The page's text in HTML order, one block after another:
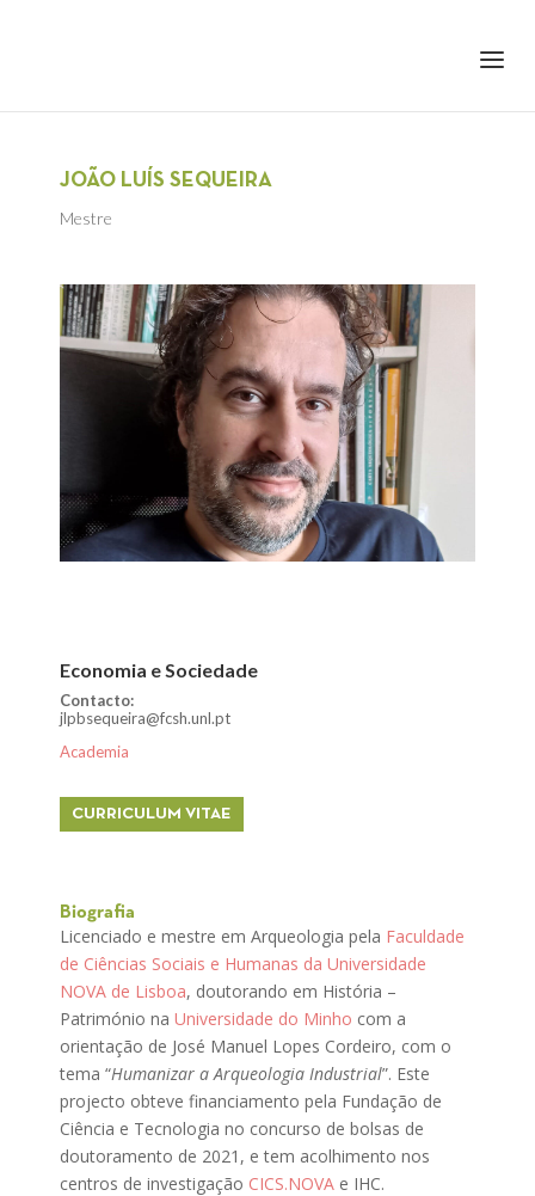
JOÃO LUÍS SEQUEIRA
Mestre
Economia e Sociedade
Contacto:
jlpbsequeira@fcsh.unl.pt
Academia
CURRICULUM VITAE
Biografia
Licenciado e mestre em Arqueologia pela Faculdade
de Ciências Sociais e Humanas da Universidade
NOVA de Lisboa, doutorando em História –
Património na Universidade do Minho com a
orientação de José Manuel Lopes Cordeiro, com o
tema “Humanizar a Arqueologia Industrial”. Este
projecto obteve financiamento pela Fundação de
Ciência e Tecnologia no concurso de bolsas de
doutoramento de 2021, e tem acolhimento nos
centros de investigação CICS.NOVA e IHC.